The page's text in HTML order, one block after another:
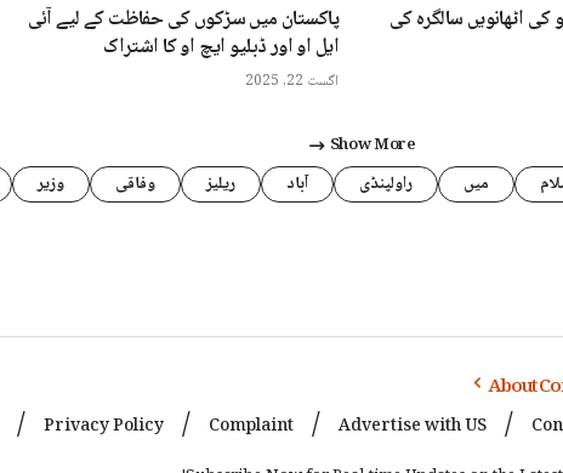
کی اٹھانویں سالگرہ کی پاکستان میں سڑکوں کی حفاظت کے لیے آئی
ایل او اور ڈبلیو ایچ او کا اشتراک
اگست 22, 2025
Show More
میں راولپنڈی آباد ریلیز وفاقی وزیر
About
Advertise with US
Complaint
Privacy Policy